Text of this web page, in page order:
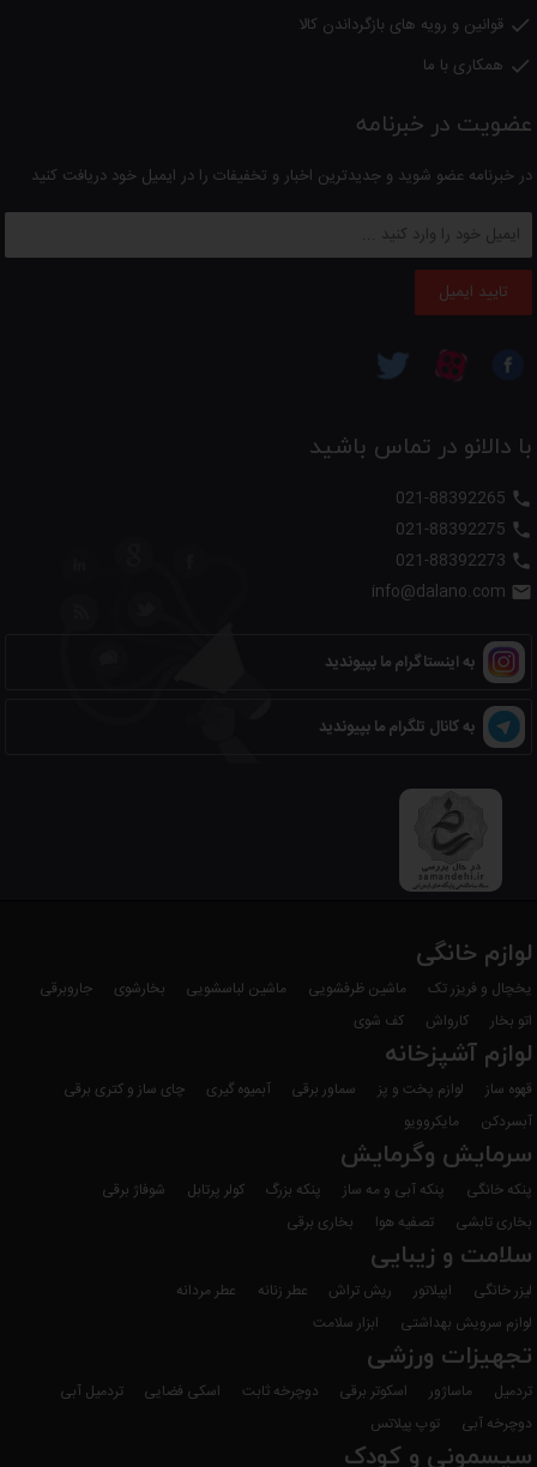
 قوانین و رویه های بازگرداندن کالا
 همکاری با ما
عضویت در خبرنامه
در خبرنامه عضو شوید و جدیدترین اخبار و تخفیفات را در ایمیل خود دریافت کنید
تایید ایمیل
با دالانو در تماس باشید




به اینستاگرام ما بپیوندید
به کانال تلگرام ما بپیوندید
لوازم خانگی
یخچال و فریزر تک ماشین ظرفشویی ماشین لباسشویی بخارشوی
جاروبرقی
اتو بخار
کارواش کف شوی
لوازم آشپزخانه
قهوه ساز لوازم پخت و پز سماور برقی آبمیوه گیری
چای ساز و کتری برقی
آبسردکن
مایکروویو
سرمایش وگرمایش
پنکه خانگی پنکه آبی و مه ساز پنکه بزرگ کولر پرتابل
شوفاژ برقی
بخاری تابشی
تصفیه هوا بخاری برقی
سلامت و زیبایی
لیزر خانگی اپیلاتور ریش تراش عطر زنانه
عطر مردانه
لوازم سرویش بهداشتی
ابزار سلامت
تجهیزات ورزشی
تردمیل ماساژور اسکوتر برقی دوچرخه ثابت اسکی فضایی
تردمیل آبی
دوچرخه آبی
توپ پیلاتس
سیسمونی و کودک